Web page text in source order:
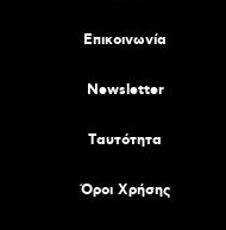
Επικοινωνία
Newsletter
Tαυτότητα
Όροι Χρήσης